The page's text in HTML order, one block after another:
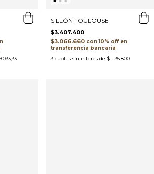
SILLÓN TOULOUSE
$3.407.400
$3.066.660 con
transferencia bancaria
3 cuotas sin interés de $1.135.800